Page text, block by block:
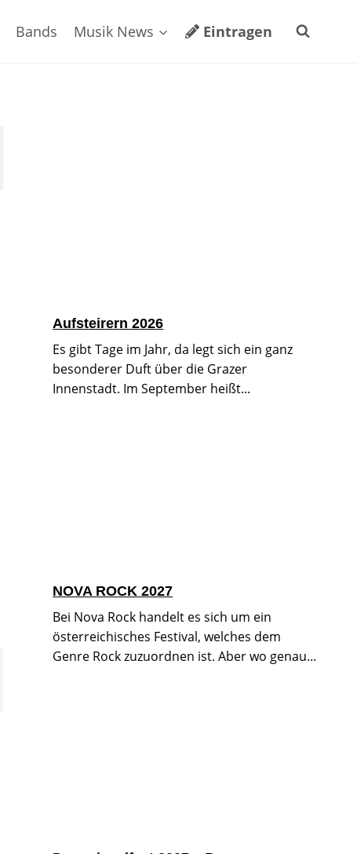
Bands Musik News Eintragen
Aufsteirern 2026
Es gibt Tage im Jahr, da legt sich ein ganz
besonderer Duft über die Grazer
Innenstadt. Im September heißt...
NOVA ROCK 2027
Bei Nova Rock handelt es sich um ein
österreichisches Festival, welches dem
Genre Rock zuzuordnen ist. Aber wo genau...